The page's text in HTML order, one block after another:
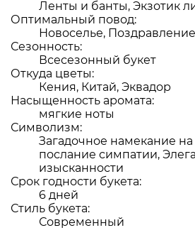
Ленты и банты, Экзотик
Оптимальный повод:
Новоселье,
Сезонность:
Всесезонный букет
Откуда цветы:
Кения, Китай, Эквадор
Насыщенность аромата:
мягкие ноты
Символизм:
Загадочное намекание
послание симпатии,
изысканности
Срок годности букета:
6 дней
Стиль букета:
Современный